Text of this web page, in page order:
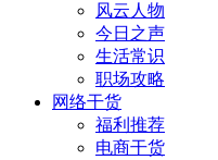
风云人物
今日之声
生活常识
职场攻略
网络干货
福利推荐
电商干货